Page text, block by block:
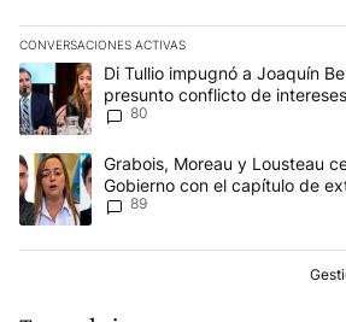
CONVERSACIONES ACTIVAS
Este listado muestra los artículos con
Un artículo de tendencia con el título "Di
Di Tullio impugnó a Joaquín
presunto conflicto de
Ley de Tierras
80
Un artículo de tendencia con el título
Grabois, Moreau y Lousteau
Gobierno con el capítulo de
89